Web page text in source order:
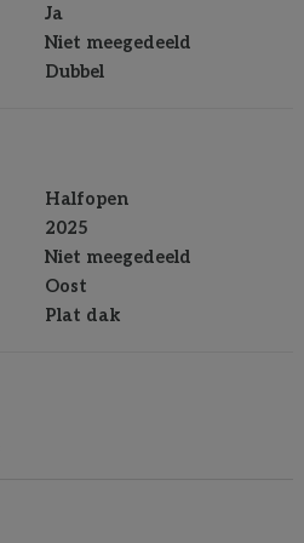
Ja
Niet meegedeeld
Dubbel
Halfopen
2025
Niet meegedeeld
Oost
Plat dak